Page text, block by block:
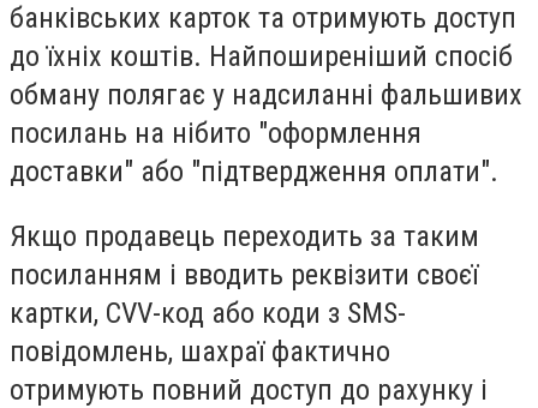
банківських карток та отримують доступ
до їхніх коштів. Найпоширеніший спосіб
обману полягає у надсиланні фальшивих
посилань на нібито "оформлення
доставки" або "підтвердження оплати".
Якщо продавець переходить за таким
посиланням і вводить реквізити своєї
картки, CVV-код або коди з SMS-
повідомлень, шахраї фактично
отримують повний доступ до рахунку і